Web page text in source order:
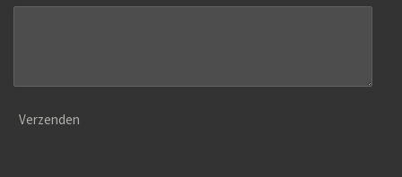
Verzenden